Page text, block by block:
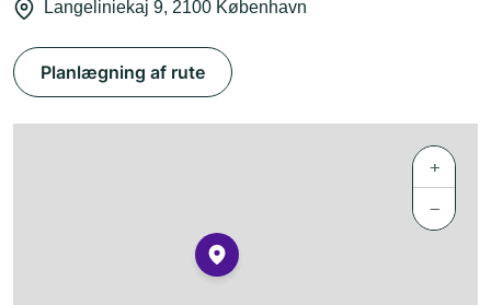
Langeliniekaj 9, 2100 København
Planlægning af rute
+
−